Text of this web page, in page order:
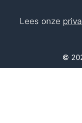
Lees onze
©